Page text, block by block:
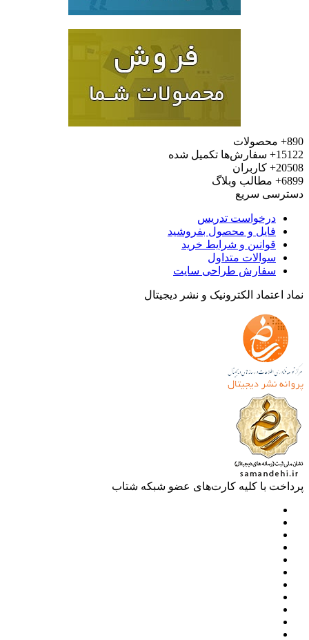
محصولات
سفارش‌ها تکمیل شده
کاربران
مطالب وبلاگ
سریع
درخواست تدریس
فایل و محصول بفروشید
قوانین و شرایط خرید
سوالات متداول
سفارش طراحی سایت
اعتماد الکترونیک و نشر دیجیتال
با کلیه کارت‌های عضو شبکه شتاب